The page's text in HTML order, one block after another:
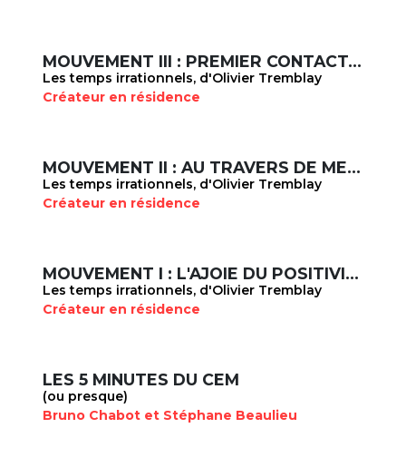
MOUVEMENT III : PREMIER CONTACT, DERNIER CONTACT
Les temps irrationnels, d'Olivier Tremblay
Créateur en résidence
MOUVEMENT II : AU TRAVERS DE MES YEUX
Les temps irrationnels, d'Olivier Tremblay
Créateur en résidence
MOUVEMENT I : L'AJOIE DU POSITIVISME
Les temps irrationnels, d'Olivier Tremblay
Créateur en résidence
LES 5 MINUTES DU CEM
(ou presque)
Bruno Chabot et Stéphane Beaulieu